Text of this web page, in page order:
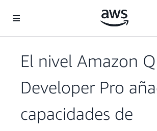
El nivel Amazon Q
Developer Pro
capacidades de